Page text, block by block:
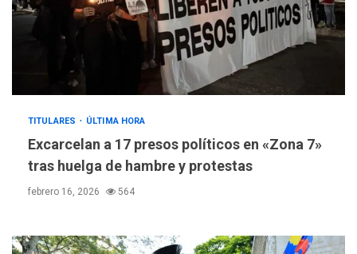
TITULARES ÚLTIMA HORA
Excarcelan a 17 presos políticos en «Zona 7»
tras huelga de hambre y protestas
febrero 16, 2026 564